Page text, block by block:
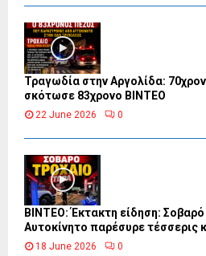
Τραγωδία στην Αργολίδα:
σκότωσε 83χρονο ΒΙΝΤΕΟ
22 June 2026 0
ΒΙΝΤΕΟ: Έκτακτη είδηση: Σοβαρό
Αυτοκίνητο παρέσυρε τέσσερις
18 June 2026 0